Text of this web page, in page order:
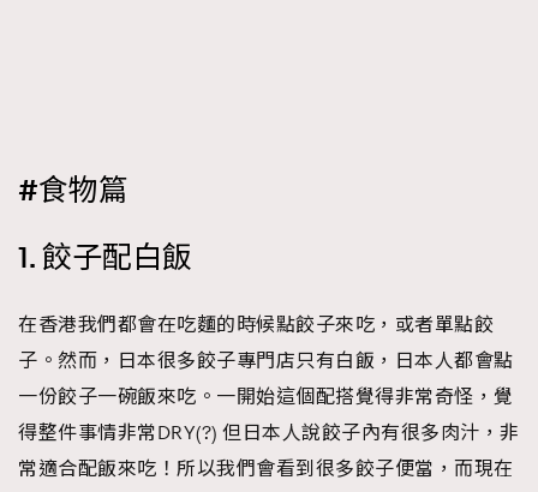
#食物篇
1. 餃子配白飯
在香港我們都會在吃麵的時候點餃子來吃，或者單點餃
子。然而，日本很多餃子專門店只有白飯，日本人都會點
一份餃子一碗飯來吃。一開始這個配搭覺得非常奇怪，覺
得整件事情非常DRY(?) 但日本人說餃子內有很多肉汁，非
常適合配飯來吃！所以我們會看到很多餃子便當，而現在